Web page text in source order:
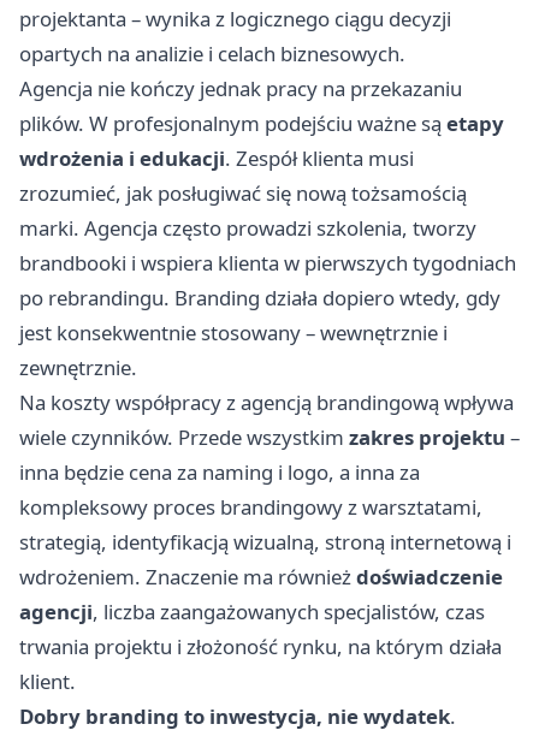
projektanta – wynika z logicznego ciągu decyzji
opartych na analizie i celach biznesowych.
Agencja nie kończy jednak pracy na przekazaniu
plików. W profesjonalnym podejściu ważne są etapy
wdrożenia i edukacji. Zespół klienta musi
zrozumieć, jak posługiwać się nową tożsamością
marki. Agencja często prowadzi szkolenia, tworzy
brandbooki i wspiera klienta w pierwszych tygodniach
po rebrandingu. Branding działa dopiero wtedy, gdy
jest konsekwentnie stosowany – wewnętrznie i
zewnętrznie.
Na koszty współpracy z agencją brandingową wpływa
wiele czynników. Przede wszystkim zakres projektu –
inna będzie cena za naming i logo, a inna za
kompleksowy proces brandingowy z warsztatami,
strategią, identyfikacją wizualną, stroną internetową i
wdrożeniem. Znaczenie ma równieżdoświadczenie
agencji, liczba zaangażowanych specjalistów, czas
trwania projektu i złożoność rynku, na którym działa
klient.
Dobry branding to inwestycja, nie wydatek.